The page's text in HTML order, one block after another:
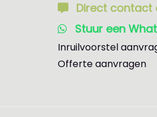
Direct contact
Stuur een
Inruilvoorstel
Offerte aanvragen